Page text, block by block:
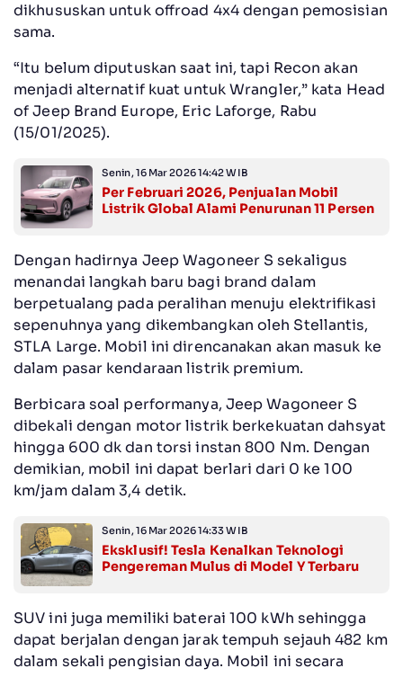
dikhususkan untuk offroad 4x4 dengan pemosisian
sama.
“Itu belum diputuskan saat ini, tapi Recon akan
menjadi alternatif kuat untuk Wrangler,” kata Head
of Jeep Brand Europe, Eric Laforge, Rabu
(15/01/2025).
Senin, 16 Mar 2026 14:42 WIB
Per Februari 2026, Penjualan Mobil
Listrik Global Alami Penurunan 11 Persen
Dengan hadirnya Jeep Wagoneer S sekaligus
menandai langkah baru bagi brand dalam
berpetualang pada peralihan menuju elektrifikasi
sepenuhnya yang dikembangkan oleh Stellantis,
STLA Large. Mobil ini direncanakan akan masuk ke
dalam pasar kendaraan listrik premium.
Berbicara soal performanya, Jeep Wagoneer S
dibekali dengan motor listrik berkekuatan dahsyat
hingga 600 dk dan torsi instan 800 Nm. Dengan
demikian, mobil ini dapat berlari dari 0 ke 100
km/jam dalam 3,4 detik.
Senin, 16 Mar 2026 14:33 WIB
Eksklusif! Tesla Kenalkan Teknologi
Pengereman Mulus di Model Y Terbaru
SUV ini juga memiliki baterai 100 kWh sehingga
dapat berjalan dengan jarak tempuh sejauh 482 km
dalam sekali pengisian daya. Mobil ini secara